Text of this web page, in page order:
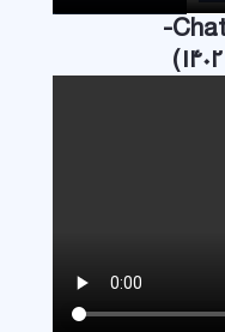
ارائه دکتر صادق سلیمانی-ChatGPT-